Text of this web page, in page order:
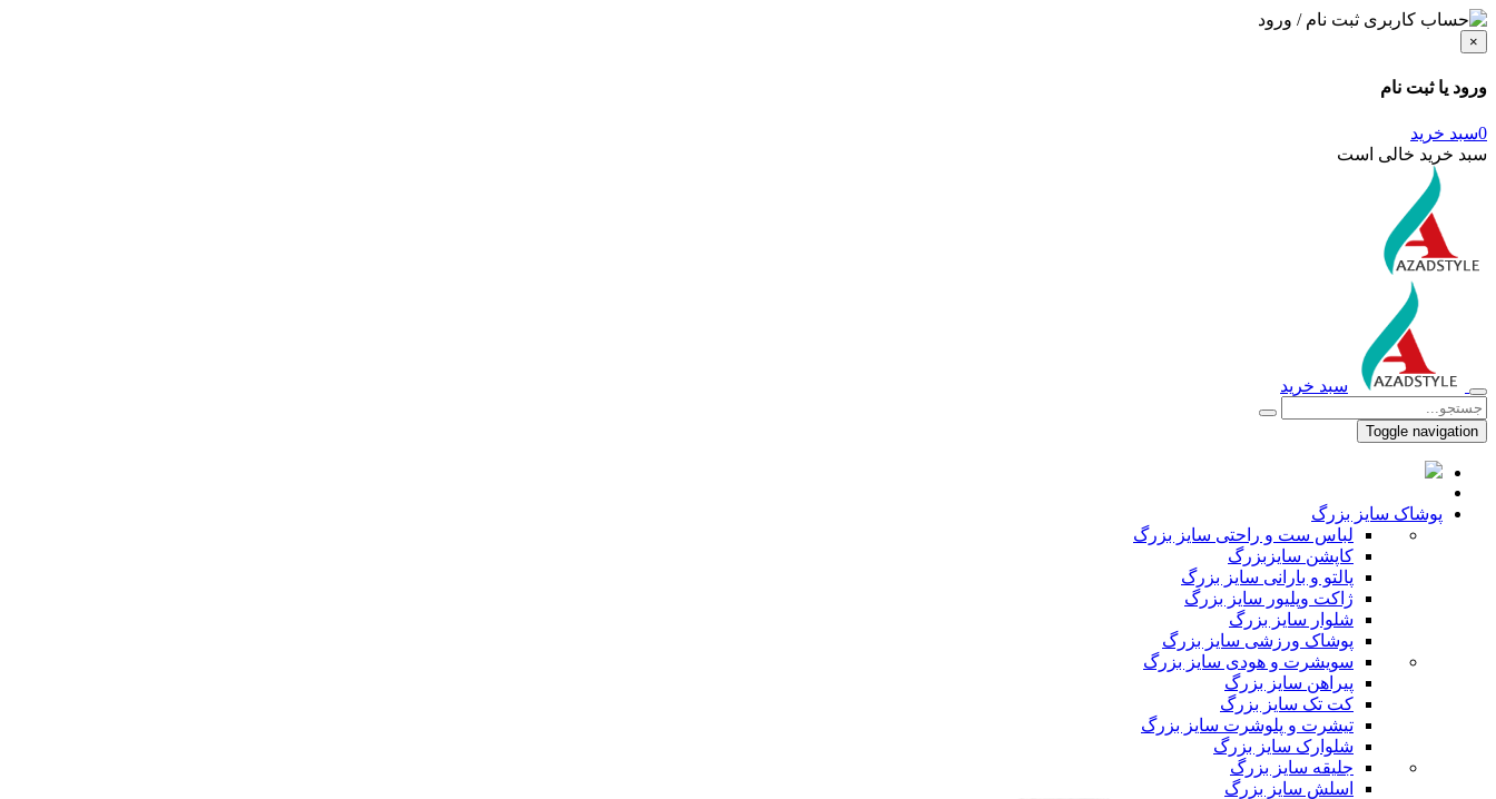
ثبت نام / ورود
×
ورود یا ثبت نام
0سبد خرید
سبد خرید خالی است
سبد خرید
Toggle navigation
پوشاک سایز بزرگ
لباس ست و راحتی سایز بزرگ
کاپشن سایزبزرگ
پالتو و بارانی سایز بزرگ
ژاکت وپلیور سایز بزرگ
شلوار سایز بزرگ
پوشاک ورزشی سایز بزرگ
سویشرت و هودی سایز بزرگ
پیراهن سایز بزرگ
کت تک سایز بزرگ
تیشرت و پلوشرت سایز بزرگ
شلوارک سایز بزرگ
جلیقه سایز بزرگ
اسلش سایز بزرگ